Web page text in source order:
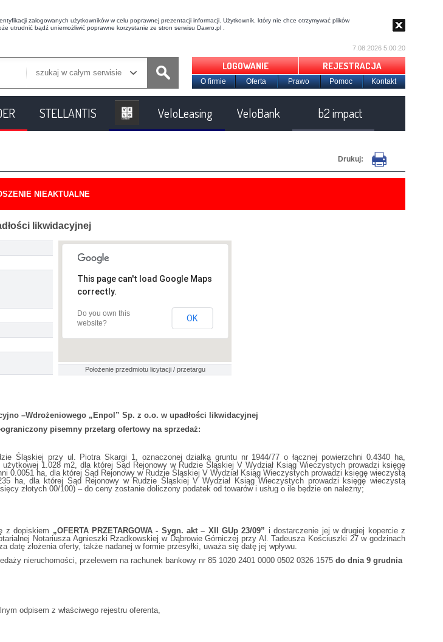
zalogowanych użytkowników w celu poprawnej prezentacji informacji. Użytkownik, który nie chce otrzymywać plików
utrudnić bądź uniemożliwić poprawne korzystanie ze stron serwisu Dawro.pl .
szukaj w całym serwisie
7.08.2026 5:00:21
LOGOWANIE REJESTRACJA
O firmie Oferta Prawo Pomoc Kontakt
STELLANTIS VeloLeasing VeloBank b2 impact
Drukuj:
NIEAKTUALNE
likwidacyjnej
This page can't load Google Maps
correctly.
Do you own this
website?
OK
Położenie przedmiotu licytacji / przetargu
–Wdrożeniowego „Enpol” Sp. z o.o. w upadłości likwidacyjnej
pisemny przetarg ofertowy na sprzedaż:
Śląskiej przy ul. Piotra Skargi 1, oznaczonej działką gruntu nr 1944/77 o łącznej powierzchni 0.4340 ha,
1.028 m2, dla której Sąd Rejonowy w Rudzie Śląskiej V Wydział Ksiąg Wieczystych prowadzi księgę
0.0051 ha, dla której Sąd Rejonowy w Rudzie Śląskiej V Wydział Ksiąg Wieczystych prowadzi księgę wieczystą
ha, dla której Sąd Rejonowy w Rudzie Śląskiej V Wydział Ksiąg Wieczystych prowadzi księgę wieczystą
złotych 00/100) – do ceny zostanie doliczony podatek od towarów i usług o ile będzie on należny;
z dopiskiem „OFERTA PRZETARGOWA - Sygn. akt – XII GUp 23/09” i dostarczenie jej w drugiej kopercie z
Notariusza Agnieszki Rzadkowskiej w Dąbrowie Górniczej przy Al. Tadeusza Kościuszki 27 w godzinach
datę złożenia oferty, także nadanej w formie przesyłki, uważa się datę jej wpływu.
nieruchomości, przelewem na rachunek bankowy nr 85 1020 2401 0000 0502 0326 1575 do dnia 9 grudnia
odpisem z właściwego rejestru oferenta,